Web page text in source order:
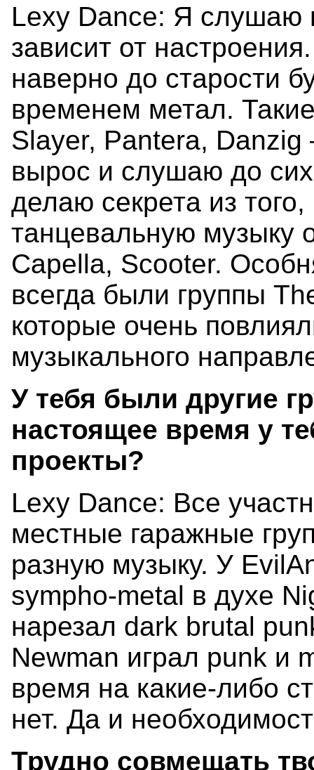
Lexy Dance: Я слушаю
зависит от
наверно до старости
временем метал.
Slayer, Pantera, Danzig
вырос и слушаю до
делаю секрета из
танцевальную музыку
Capella, Scooter.
всегда были группы
которые очень
музыкального
У тебя были другие
настоящее время у
проекты?
Lexy Dance: Все
местные гаражные
разную музыку. У
sympho-metal в духе
нарезал dark brutal
Newman играл punk и
время на какие-либо
нет. Да и
Трудно совмещать